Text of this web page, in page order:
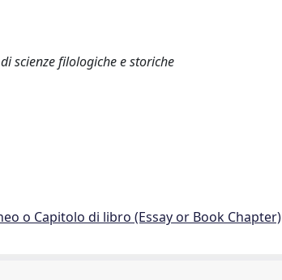
scienze filologiche e storiche
o Capitolo di libro (Essay or Book Chapter)